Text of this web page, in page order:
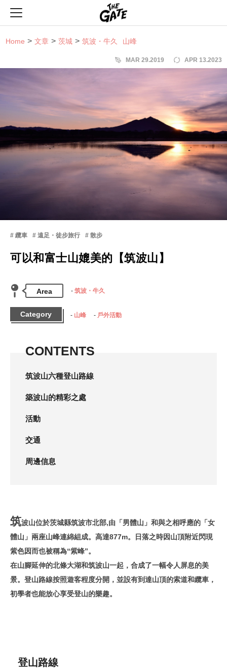
Home 文章 茨城 筑波・牛久 山峰
MAR 29.2019 APR 13.2023
纜車 遠足・徒步旅行 散步
可以和富士山媲美的【筑波山】
Area 筑波・牛久
Category 山峰 戶外活動
CONTENTS
筑波山六種登山路線
築波山的精彩之處
活動
交通
周邊信息
筑波山位於茨城縣筑波市北部,由「男體山」和與之相呼應的「女
體山」兩座山峰連綿組成。高達877m。日落之時因山頂附近閃現
紫色因而也被稱為“紫峰”。
在山腳延伸的北條大湖和筑波山一起，合成了一幅令人屏息的美
景。登山路線按照遊客程度分開，並設有到達山頂的索道和纜車，
初學者也能放心享受登山的樂趣。
登山路線